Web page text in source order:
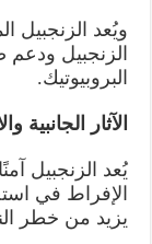
ويُعد الزنجبيل
الزنجبيل
البروبيوتيك.
الآثار الجانبية
يُعد الزنجبيل
الإفراط في
يزيد من خطر